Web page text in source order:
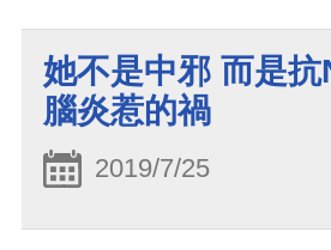
她不是中邪 而是
腦炎惹的禍
2019/7/25